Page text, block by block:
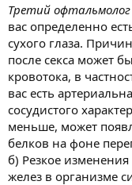
Третий офтальмолог
вас определенно
сухого глаза.
после секса может
кровотока, в
вас есть
сосудистого
меньше, может
белков на фоне
б) Резкое
желез в организме